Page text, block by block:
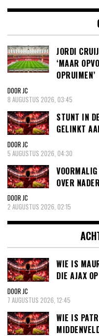
JORDI
‘MAAR
OPRUIMEN’
DOOR JC
8 AUGUSTUS 2026, 03:45
STUNT IN
GELINKT
DOOR JC
5 AUGUSTUS 2026, 04:30
OVER
DOOR JC
2 AUGUSTUS 2026, 02:15
WIE IS
DIE AJAX
DOOR JC
7 AUGUSTUS 2026, 12:45
WIE IS